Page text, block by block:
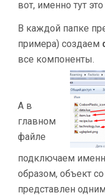
вот, именно тут
В каждой папке
примера) создаем
все компоненты.
А в
главном
файле
подключаем
образом, объект
представлен